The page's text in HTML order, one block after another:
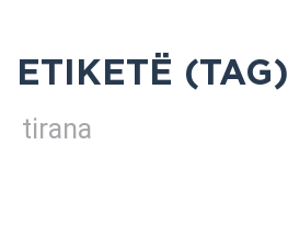
ETIKETË (TAG)
tirana